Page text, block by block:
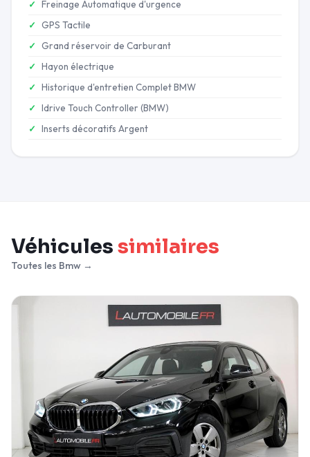
Freinage Automatique d'urgence
GPS Tactile
Grand réservoir de Carburant
Hayon électrique
Historique d'entretien Complet BMW
Idrive Touch Controller (BMW)
Inserts décoratifs Argent
Véhiculessimilaires
Toutes les Bmw →